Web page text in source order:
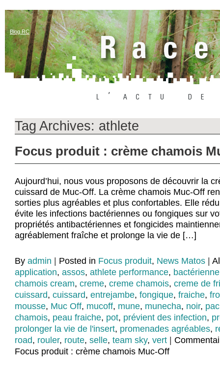
Blog RC
Tag Archives: athlete
Focus produit : crème chamois
Aujourd’hui, nous vous proposons de découvrir la
cuissard de Muc-Off. La crème chamois Muc-Off
sorties plus agréables et plus confortables. Elle
évite les infections bactériennes ou fongiques sur
propriétés antibactériennes et fongicides
agréablement fraîche et prolonge la vie de […]
By admin Posted in Focus produit, News Matos
application, assos, athlete performance, bactérienne
chamois cream, creme, creme chamois, creme de
cuissard, cuissard, entrejambe, fongique, fraiche,
mousse, Muc Off, mucoff, mune, munecha, noir,
chamois, peau fraiche, pot, prévient des infection,
prolonger la vie de l'insert, promenades agréables,
road, rouler, route, selle, team sky, vert
Focus produit : crème chamois Muc-Off